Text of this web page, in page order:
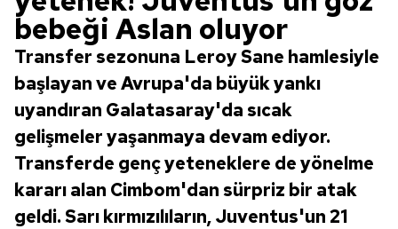
bebeği Aslan oluyor
Transfer sezonuna Leroy Sane hamlesiyle
başlayan ve Avrupa'da büyük yankı
uyandıran Galatasaray'da sıcak
gelişmeler yaşanmaya devam ediyor.
Transferde genç yeteneklere de yönelme
kararı alan Cimbom'dan sürpriz bir atak
geldi. Sarı kırmızılıların, Juventus'un 21